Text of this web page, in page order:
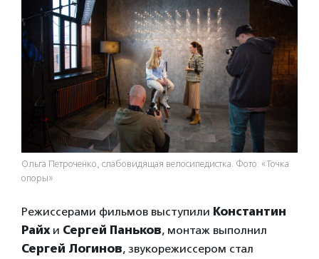
Ольга Петроченко, слабовидящая велосипедистка. Фото: «Точка
опоры»
Режиссерами фильмов выступили Константин
Райх и Сергей Паньков, монтаж выполнил
Сергей Логинов, звукорежиссером стал